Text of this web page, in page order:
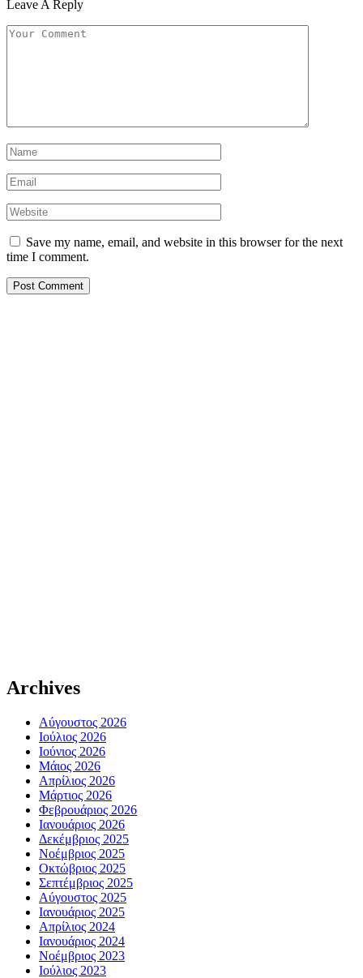
Leave A Reply
Save my name, email, and website in this browser for the next
time I comment.
Archives
Αύγουστος 2026
Ιούλιος 2026
Ιούνιος 2026
Μάιος 2026
Απρίλιος 2026
Μάρτιος 2026
Φεβρουάριος 2026
Ιανουάριος 2026
Δεκέμβριος 2025
Νοέμβριος 2025
Οκτώβριος 2025
Σεπτέμβριος 2025
Αύγουστος 2025
Ιανουάριος 2025
Απρίλιος 2024
Ιανουάριος 2024
Νοέμβριος 2023
Ιούλιος 2023